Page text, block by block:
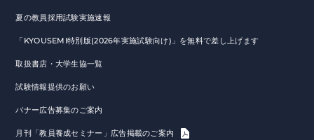
夏の教員採用試験実施速報
「KYOUSEMI特別版(2026年実施試験向け)」を無料で差し上げます
取扱書店・大学生協一覧
試験情報提供のお願い
バナー広告募集のご案内
月刊「教員養成セミナー」広告掲載のご案内